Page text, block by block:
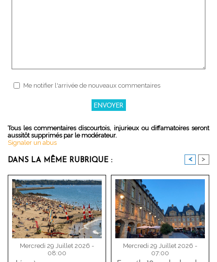
Me notifier l'arrivée de nouveaux commentaires
Tous les commentaires discourtois, injurieux ou diffamatoires seront
aussitôt supprimés par le modérateur.
Signaler un abus
DANS LA MÊME RUBRIQUE : < >
Mercredi 29 Juillet 2026 -
08:00
Mercredi 29 Juillet 2026 -
07:00